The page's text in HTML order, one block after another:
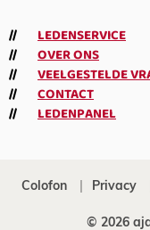
LEDENSERVICE
OVER ONS
VEELGESTELDE
CONTACT
LEDENPANEL
Colofon Privacy
© 2026